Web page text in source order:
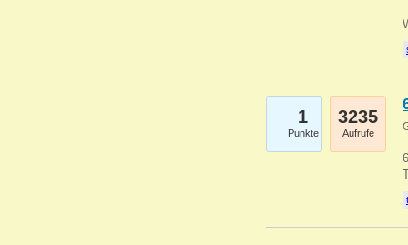
1
Punkte
3235
Aufrufe